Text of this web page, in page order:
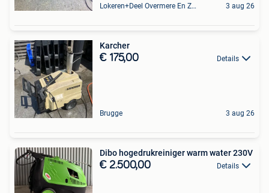
Lokeren+Deel Overmere En Zele 3 aug 26
Karcher
€ 175,00 Details
Brugge 3 aug 26
Dibo hogedrukreiniger warm water 230V
€ 2.500,00 Details